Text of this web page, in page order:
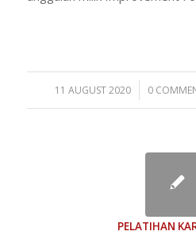
11 AUGUST 2020
/ 0 /
PELATIHAN